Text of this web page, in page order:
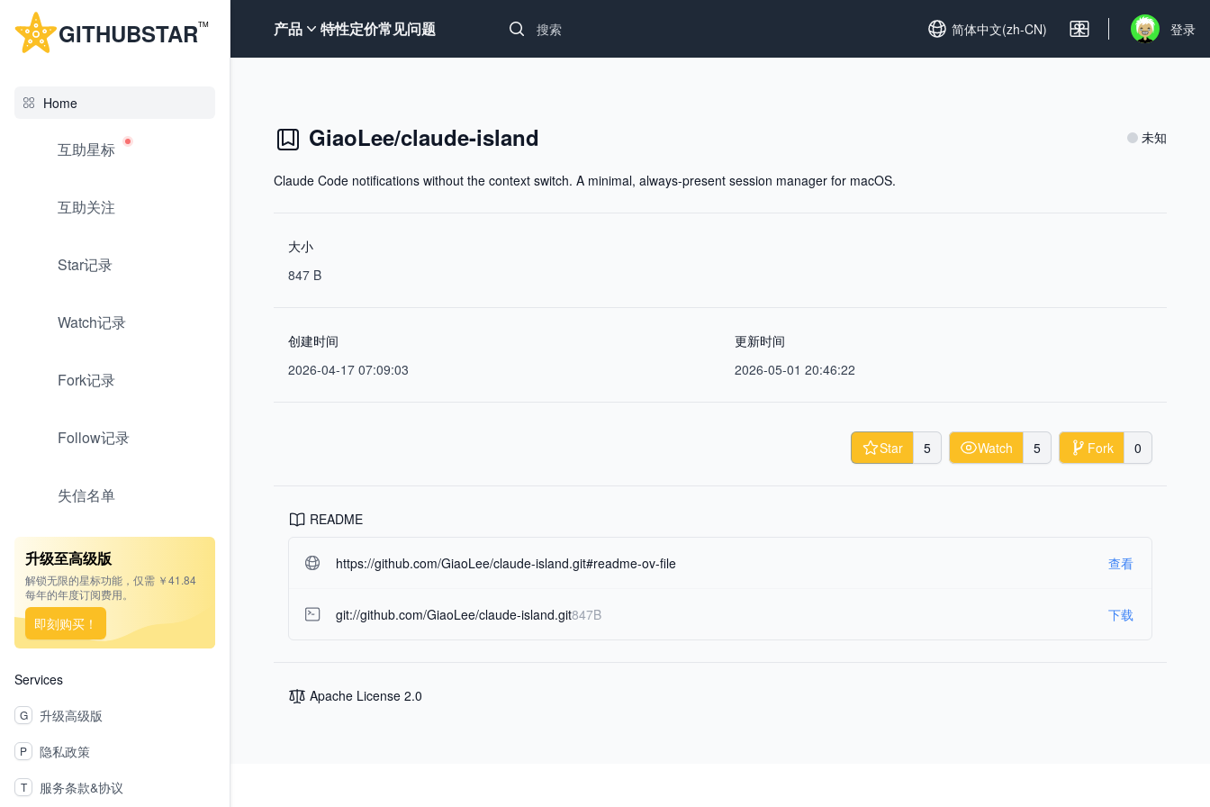
GITHUBSTARTM
Home
互助星标
互助关注
Star记录
Watch记录
Fork记录
Follow记录
失信名单
升级至高级版
解锁无限的星标功能，仅需 ￥41.84
每年的年度订阅费用。
即刻购买！
Services
G 升级高级版
P 隐私政策
T 服务条款&协议
产品 特性定价常见问题
Set language
简体中文(zh-CN) Open user
登录
GiaoLee/claude-island 未知
Claude Code notifications without the context switch. A minimal, always-present session manager for macOS.
大小
847 B
创建时间
2026-04-17 07:09:03
更新时间
2026-05-01 20:46:22
Star 5 Watch 5 Fork 0
README
https://github.com/GiaoLee/claude-island.git#readme-ov-file 查看
git://github.com/GiaoLee/claude-island.git847B 下载
Apache License 2.0